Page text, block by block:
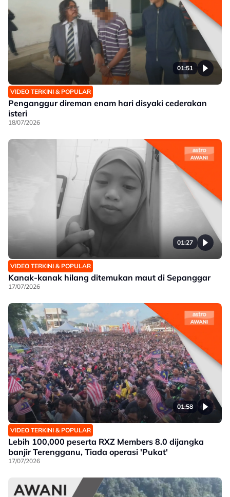
01:51
VIDEO TERKINI & POPULAR
Penganggur direman enam hari disyaki cederakan
isteri
18/07/2026
01:27
VIDEO TERKINI & POPULAR
Kanak-kanak hilang ditemukan maut di Sepanggar
17/07/2026
01:58
VIDEO TERKINI & POPULAR
Lebih 100,000 peserta RXZ Members 8.0 dijangka
banjir Terengganu, Tiada operasi 'Pukat'
17/07/2026